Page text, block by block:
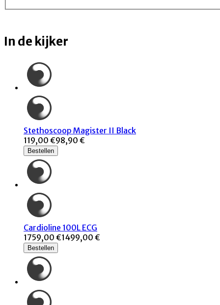
In de kijker
Stethoscoop Magister II Black
119,00 €98,90 €
Bestellen
Cardioline 100L ECG
1759,00 €1499,00 €
Bestellen